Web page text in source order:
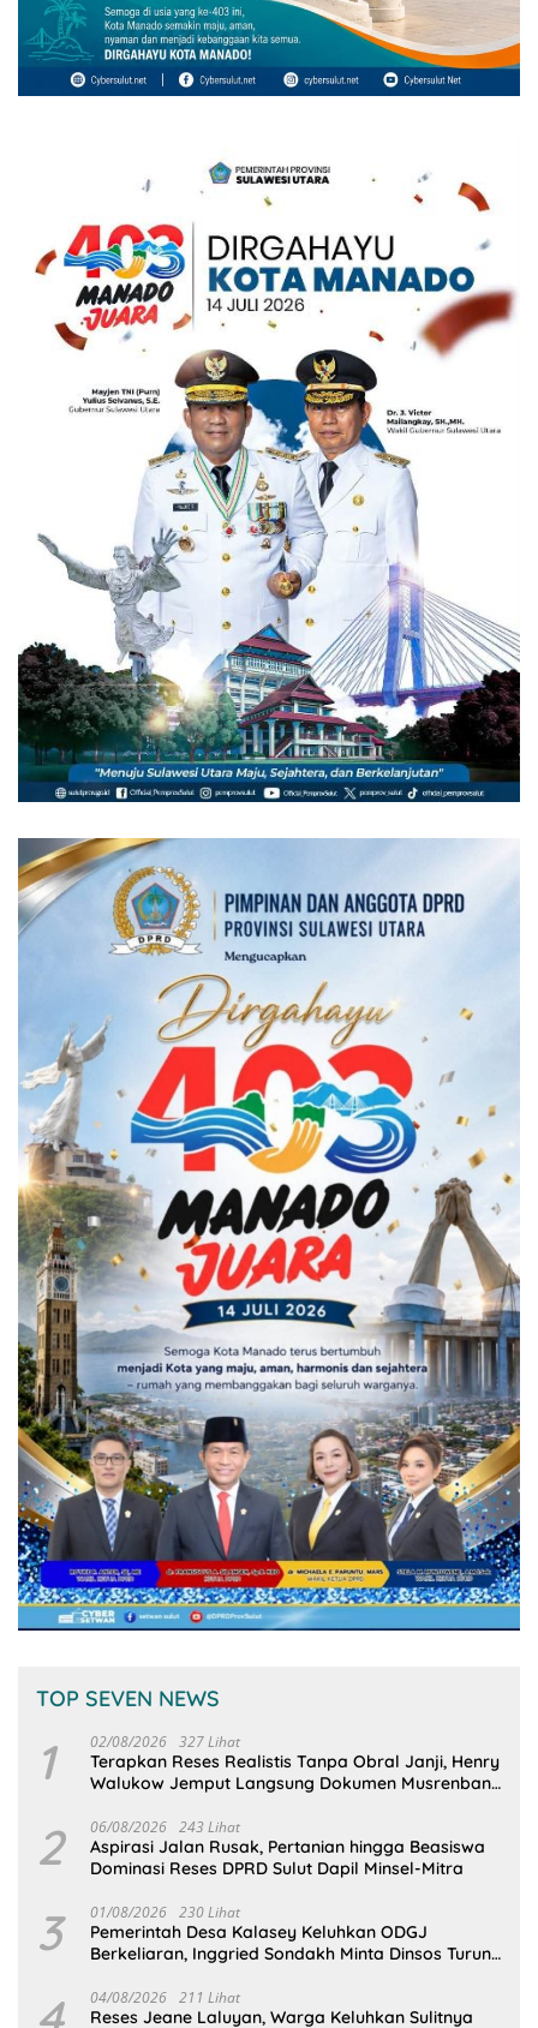
TOP SEVEN NEWS
1 02/08/2026 327 Lihat
Terapkan Reses Realistis Tanpa Obral Janji, Henry
Walukow Jemput Langsung Dokumen Musrenbang
2 06/08/2026 243 Lihat
Aspirasi Jalan Rusak, Pertanian hingga Beasiswa
Dominasi Reses DPRD Sulut Dapil Minsel-Mitra
3 01/08/2026 230 Lihat
Pemerintah Desa Kalasey Keluhkan ODGJ
Berkeliaran, Inggried Sondakh Minta Dinsos Turun
04/08/2026 211 Lihat
Reses Jeane Laluyan, Warga Keluhkan Sulitnya